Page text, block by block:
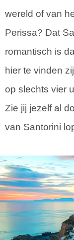
wereld of van
Perissa? Dat
romantisch is
hier te vinden
op slechts vier
Zie jij jezelf al
van Santorini